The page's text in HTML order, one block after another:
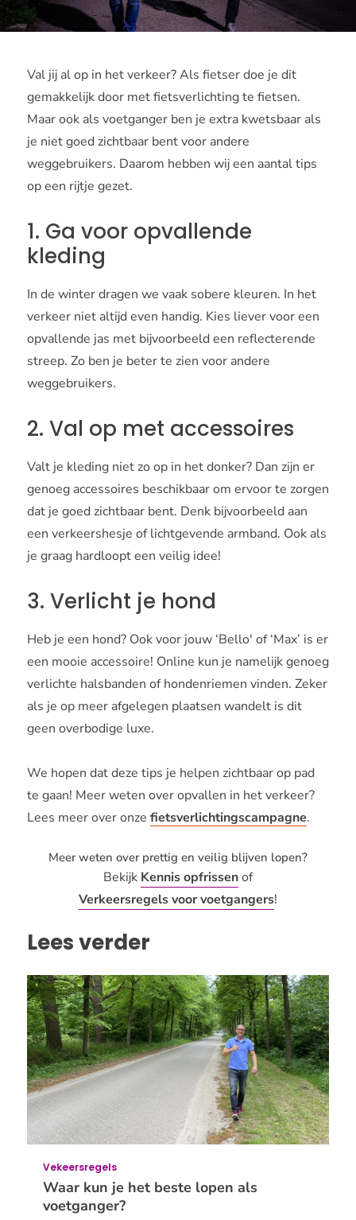
Val jij al op in het verkeer? Als fietser doe je dit
gemakkelijk door met fietsverlichting te fietsen.
Maar ook als voetganger ben je extra kwetsbaar als
je niet goed zichtbaar bent voor andere
weggebruikers. Daarom hebben wij een aantal tips
op een rijtje gezet.
1. Ga voor opvallende
kleding
In de winter dragen we vaak sobere kleuren. In het
verkeer niet altijd even handig. Kies liever voor een
opvallende jas met bijvoorbeeld een reflecterende
streep. Zo ben je beter te zien voor andere
weggebruikers.
2. Val op met accessoires
Valt je kleding niet zo op in het donker? Dan zijn er
genoeg accessoires beschikbaar om ervoor te zorgen
dat je goed zichtbaar bent. Denk bijvoorbeeld aan
een verkeershesje of lichtgevende armband. Ook als
je graag hardloopt een veilig idee!
3. Verlicht je hond
Heb je een hond? Ook voor jouw ‘Bello' of ‘Max’ is er
een mooie accessoire! Online kun je namelijk genoeg
verlichte halsbanden of hondenriemen vinden. Zeker
als je op meer afgelegen plaatsen wandelt is dit
geen overbodige luxe.
We hopen dat deze tips je helpen zichtbaar op pad
te gaan! Meer weten over opvallen in het verkeer?
Lees meer over onze fietsverlichtingscampagne.
Meer weten over prettig en veilig blijven lopen?
Bekijk Kennis opfrissenof
Verkeersregels voor voetgangers!
Lees verder
Waar kun je het beste lopen als
voetganger?
Vekeersregels